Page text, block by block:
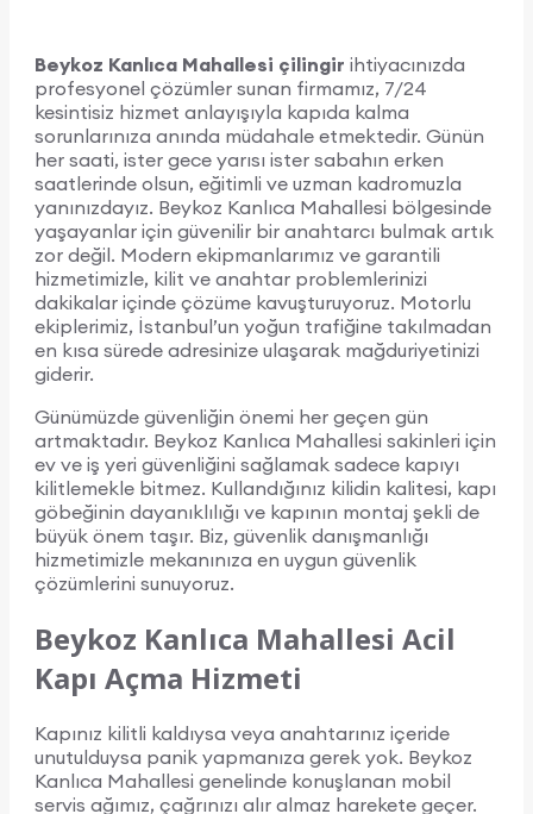
Beykoz Kanlıca Mahallesi çilingir ihtiyacınızda
profesyonel çözümler sunan firmamız, 7/24
kesintisiz hizmet anlayışıyla kapıda kalma
sorunlarınıza anında müdahale etmektedir. Günün
her saati, ister gece yarısı ister sabahın erken
saatlerinde olsun, eğitimli ve uzman kadromuzla
yanınızdayız. Beykoz Kanlıca Mahallesi bölgesinde
yaşayanlar için güvenilir bir anahtarcı bulmak artık
zor değil. Modern ekipmanlarımız ve garantili
hizmetimizle, kilit ve anahtar problemlerinizi
dakikalar içinde çözüme kavuşturuyoruz. Motorlu
ekiplerimiz, İstanbul’un yoğun trafiğine takılmadan
en kısa sürede adresinize ulaşarak mağduriyetinizi
giderir.
Günümüzde güvenliğin önemi her geçen gün
artmaktadır. Beykoz Kanlıca Mahallesi sakinleri için
ev ve iş yeri güvenliğini sağlamak sadece kapıyı
kilitlemekle bitmez. Kullandığınız kilidin kalitesi, kapı
göbeğinin dayanıklılığı ve kapının montaj şekli de
büyük önem taşır. Biz, güvenlik danışmanlığı
hizmetimizle mekanınıza en uygun güvenlik
çözümlerini sunuyoruz.
Beykoz Kanlıca Mahallesi Acil
Kapı Açma Hizmeti
Kapınız kilitli kaldıysa veya anahtarınız içeride
unutulduysa panik yapmanıza gerek yok. Beykoz
Kanlıca Mahallesi genelinde konuşlanan mobil
servis ağımız, çağrınızı alır almaz harekete geçer.